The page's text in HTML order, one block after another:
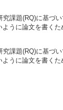
課題(RQ)に基
うに論文を書くた
課題(RQ)に基
うに論文を書くた